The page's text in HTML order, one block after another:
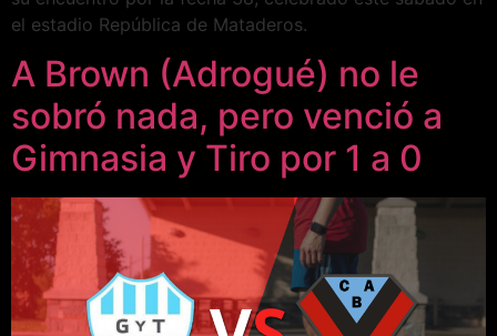
el estadio República de Mataderos.
A Brown (Adrogué) no le
sobró nada, pero venció a
Gimnasia y Tiro por 1 a 0